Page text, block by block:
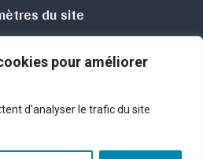
pour améliorer
d'analyser le trafic du site
du site
Contact